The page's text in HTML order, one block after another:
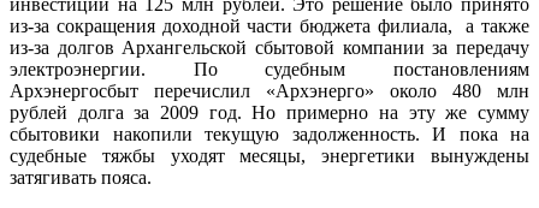
из-за сокращения доходной части бюджета филиала, а также
из-за долгов Архангельской сбытовой компании за передачу
электроэнергии. По судебным постановлениям
Архэнергосбыт перечислил «Архэнерго» около 480 млн
рублей долга за 2009 год. Но примерно на эту же сумму
сбытовики накопили текущую задолженность. И пока на
судебные тяжбы уходят месяцы, энергетики вынуждены
затягивать пояса.